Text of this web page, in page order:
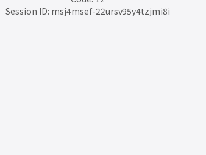
Session ID: msj4msef-22ursv95y4tzjmi8i